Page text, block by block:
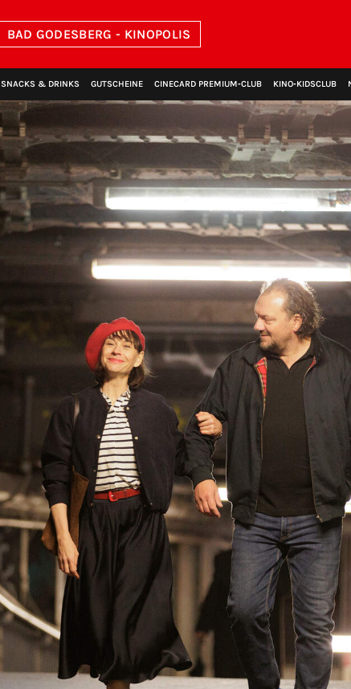
BAD GODESBERG - KINOPOLIS
SNACKS & DRINKS GUTSCHEINE CINECARD PREMIUM‑CLUB KINO‑KIDSCLUB